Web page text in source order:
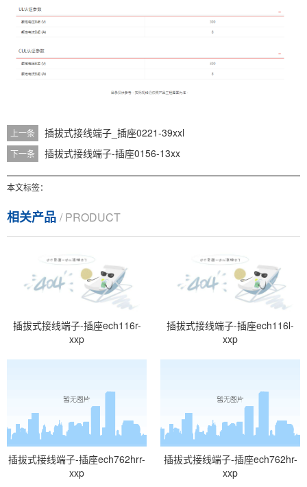
上一条 插拔式接线端子_插座0221-39xxl
下一条 插拔式接线端子-插座0156-13xx
本文标签：
相关产品 / PRODUCT
插拔式接线端子-插座ech116r-
xxp
插拔式接线端子-插座ech116l-
xxp
插拔式接线端子-插座ech762hrr-
xxp
插拔式接线端子-插座ech762hr-
xxp